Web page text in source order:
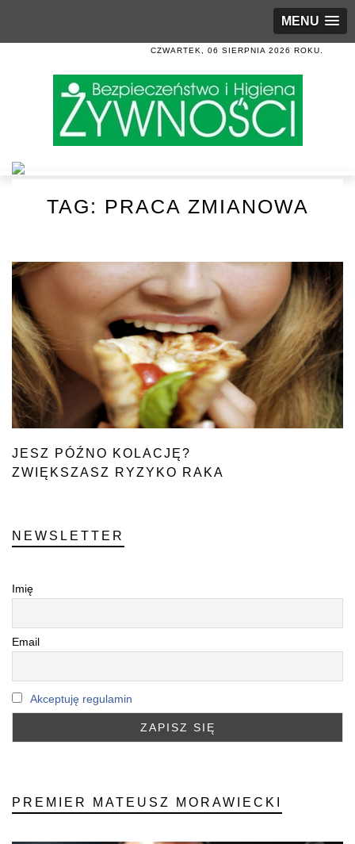
MENU
CZWARTEK, 06 SIERPNIA 2026 ROKU.
TAG: PRACA ZMIANOWA
JESZ PÓŹNO KOLACJĘ?
ZWIĘKSZASZ RYZYKO RAKA
NEWSLETTER
Imię
Email
Akceptuję regulamin
PREMIER MATEUSZ MORAWIECKI